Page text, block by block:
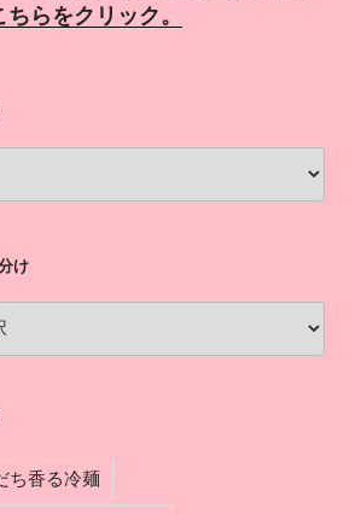
らをクリック。
け
ち香る冷麺